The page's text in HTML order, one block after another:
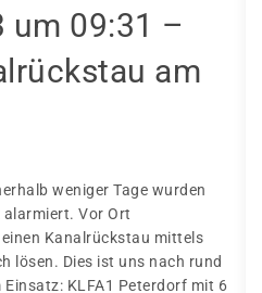
um 09:31 –
am
weniger Tage wurden
Vor Ort
Kanalrückstau mittels
lösen. Dies ist uns nach rund
KLFA1 Peterdorf mit 6